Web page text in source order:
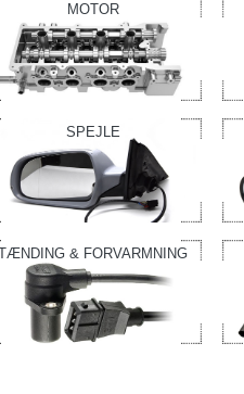
MOTOR
SPEJLE
& FORVARMNING